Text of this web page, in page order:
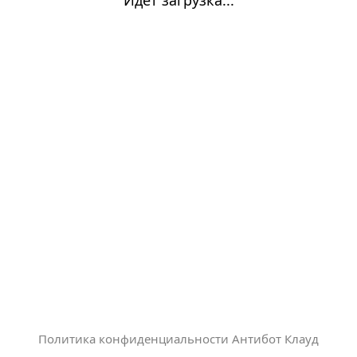
Политика конфиденциальности Антибот Клауд